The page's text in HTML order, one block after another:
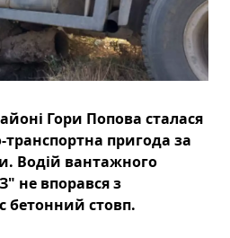
Гори Попова сталася
пригода за
Водій вантажного
не впорався з
бетонний стовп.